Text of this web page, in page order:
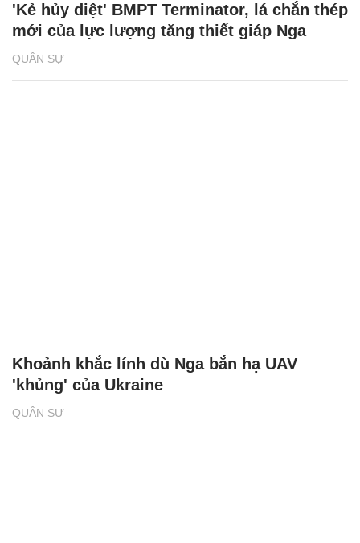
QUÂN SỰ
'Kẻ hủy diệt' BMPT Terminator, lá chắn thép
mới của lực lượng tăng thiết giáp Nga
QUÂN SỰ
Khoảnh khắc lính dù Nga bắn hạ UAV
'khủng' của Ukraine